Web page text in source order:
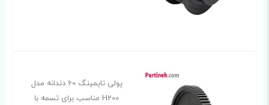
پولی تایمینگ 60 دندانه مدل
H200 مناسب برای تسمه با